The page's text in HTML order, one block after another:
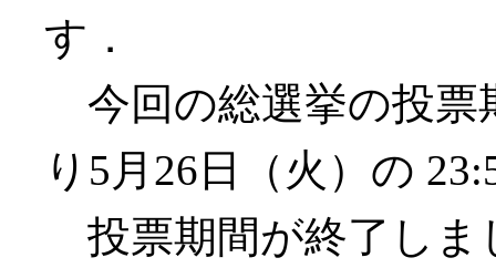
す．
今回の総選挙の投票
り5月26日（火）の
投票期間が終了しま